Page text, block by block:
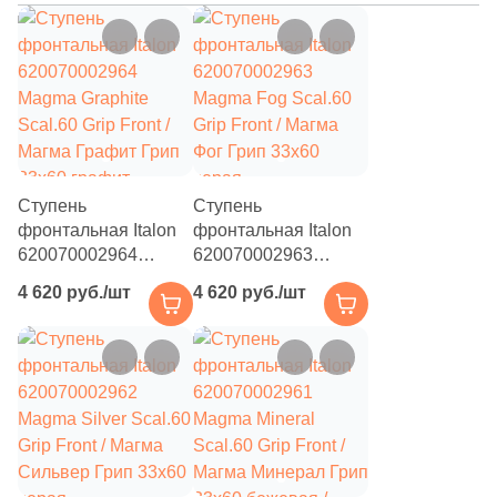
25x25 (23)
30x30 (210)
30x60 ( 175
40x80 (49)
45x45 (63)
60x60 (162)
120x240 (3)
120x120 (
Ступень
фронтальная Italon
620070002964
Scal.60 Grip Front /
Магма Графит Грип
33x60 графит
структурированная
под камень
4 620 руб./шт
Ступень
фронтальная Italon
620070002963
Magma Fog Scal.60
Grip Front / Магма
Фог Грип 33x60
серая
структурированная
под камень
4 620 руб./шт